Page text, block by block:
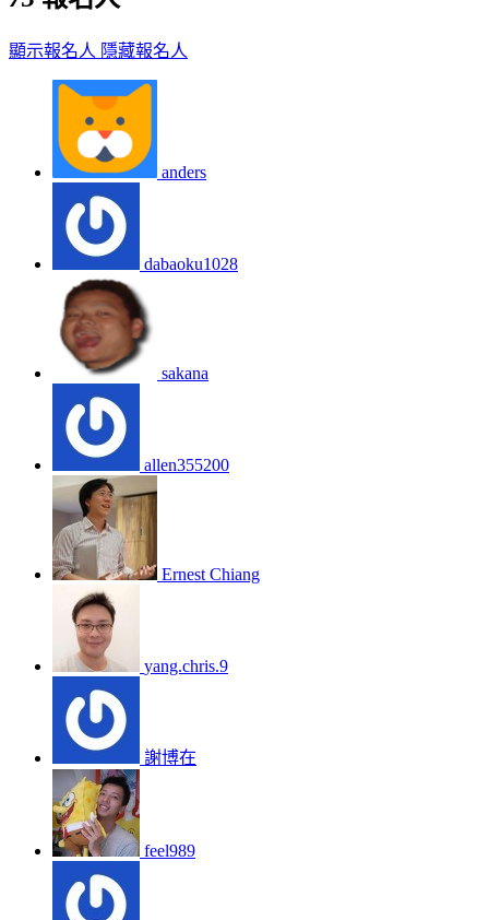
顯示報名人 隱藏報名人
anders
dabaoku1028
sakana
allen355200
Ernest Chiang
yang.chris.9
謝博在
feel989